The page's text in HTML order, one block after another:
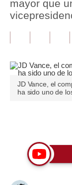
Inmobiliarias
Plus G
Editorial
Pregunta de hoy
Lujo
mayor que
JD Vance, el
ha sido uno de